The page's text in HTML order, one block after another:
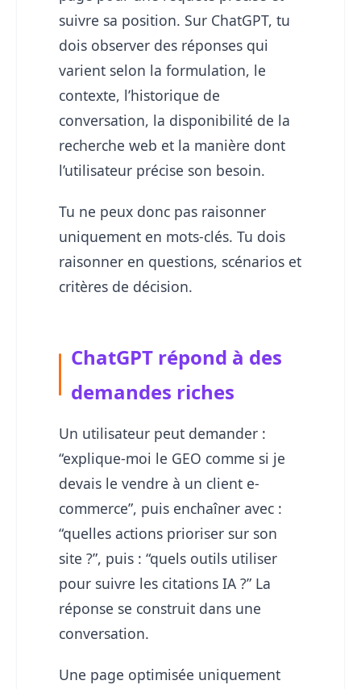
suivre sa position. Sur ChatGPT, tu
dois observer des réponses qui
varient selon la formulation, le
contexte, l’historique de
conversation, la disponibilité de la
recherche web et la manière dont
l’utilisateur précise son besoin.
Tu ne peux donc pas raisonner
uniquement en mots-clés. Tu dois
raisonner en questions, scénarios et
critères de décision.
ChatGPT répond à des
demandes riches
Un utilisateur peut demander :
“explique-moi le GEO comme si je
devais le vendre à un client e-
commerce”, puis enchaîner avec :
“quelles actions prioriser sur son
site ?”, puis : “quels outils utiliser
pour suivre les citations IA ?” La
réponse se construit dans une
conversation.
Une page optimisée uniquement